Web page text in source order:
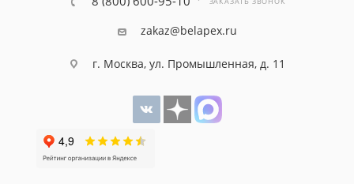
zakaz@belapex.ru
г. Москва, ул. Промышленная, д. 11